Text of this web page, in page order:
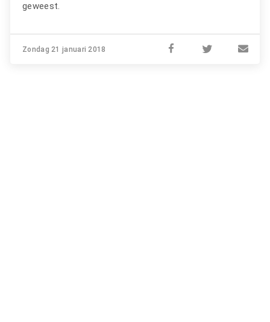
geweest.
Zondag 21 januari 2018